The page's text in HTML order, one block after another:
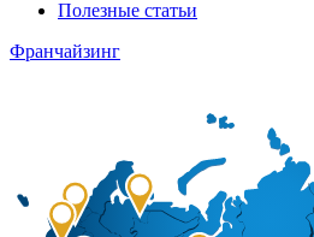
Полезные статьи
Франчайзинг